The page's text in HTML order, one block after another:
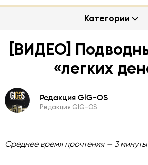
Категории
[ВИДЕО]
«легких
Редакция GlG-OS
Редакция GlG-OS
Среднее время прочтения — 3 минуты